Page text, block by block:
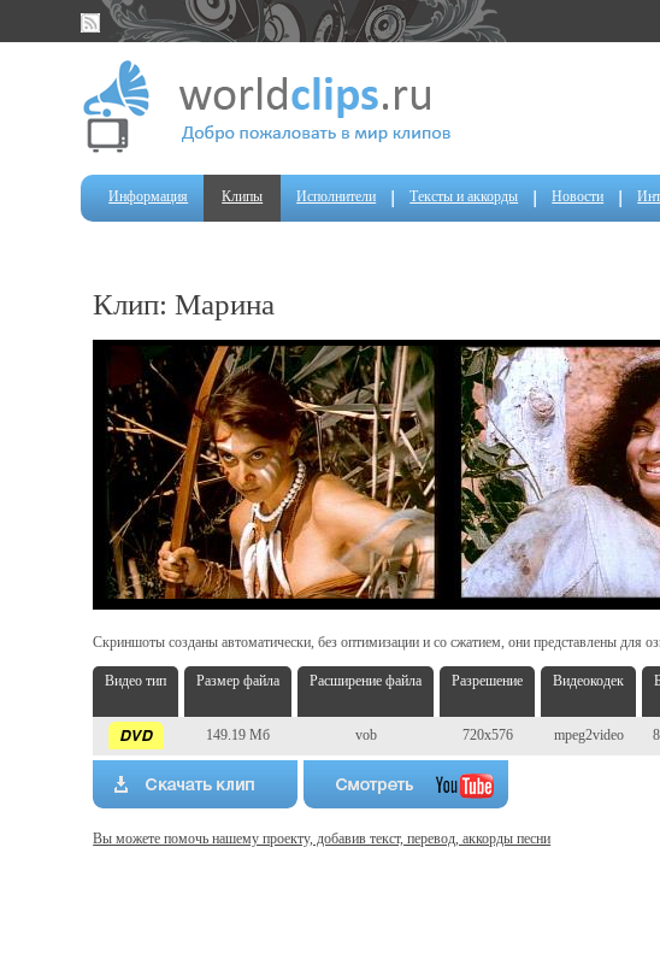
Информация Клипы Исполнители Тексты и аккорды Новости
Клип: Марина
Скриншоты созданы автоматически, без оптимизации и со сжатием, они представлены для
Видео тип Размер файла Расширение файла Разрешение Видеокодек
149.19 Мб vob 720x576 mpeg2video
Вы можете помочь нашему проекту, добавив текст, перевод, аккорды песни